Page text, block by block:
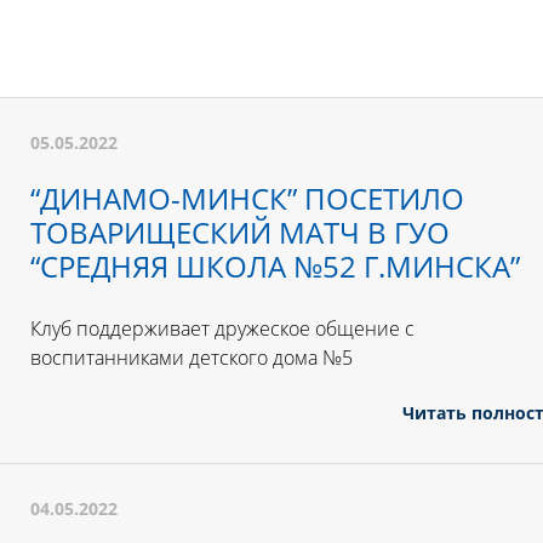
05.05.2022
“ДИНАМО-МИНСК” ПОСЕТИЛО
ТОВАРИЩЕСКИЙ МАТЧ В ГУО
“СРЕДНЯЯ ШКОЛА №52 Г.МИНСКА”
Клуб поддерживает дружеское общение с
воспитанниками детского дома №5
Читать
04.05.2022